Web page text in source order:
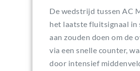
De wedstrijd tussen AC
het laatste fluitsignaal in
aan zouden doen om de
via een snelle counter,
door intensief